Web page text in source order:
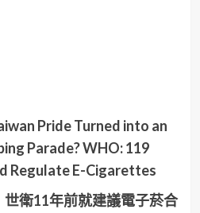
Pride Turned into an
Parade? WHO: 119
Regulate E-Cigarettes
衛11年前就建議電子菸合